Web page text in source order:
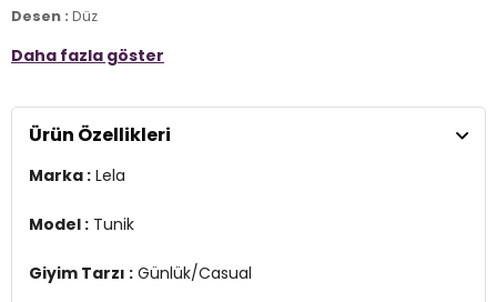
Desen : Düz
Materyal :% 50 Viskon % 45 Polyester % 5 Elastan
Kol Bilgisi :Uzun Kol
Kalıp Bilgisi : Relaxed Fit
Manken Ölçüsü :
Basen : 89 cm / Beden : S
Detay :
Daha fazla göster
Ürün Özellikleri
Marka : Lela
Model : Tunik
Giyim Tarzı : Günlük/Casual